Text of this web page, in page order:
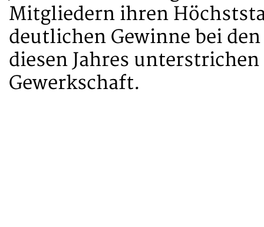
Mitgliedern ihren
deutlichen Gewinne bei
diesen Jahres
Gewerkschaft.